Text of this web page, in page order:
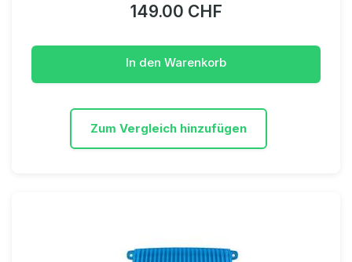
149.00 CHF
In den Warenkorb
Zum Vergleich hinzufügen